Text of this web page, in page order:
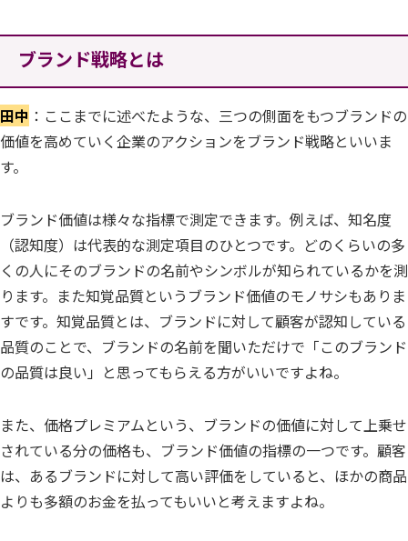
ブランド戦略とは
田中 ：ここまでに述べたような、三つの側面をもつブランドの
価値を高めていく企業のアクションをブランド戦略といいま
す。
ブランド価値は様々な指標で測定できます。例えば、知名度
（認知度）は代表的な測定項目のひとつです。どのくらいの多
くの人にそのブランドの名前やシンボルが知られているかを測
ります。また知覚品質というブランド価値のモノサシもありま
すです。知覚品質とは、ブランドに対して顧客が認知している
品質のことで、ブランドの名前を聞いただけで「このブランド
の品質は良い」と思ってもらえる方がいいですよね。
また、価格プレミアムという、ブランドの価値に対して上乗せ
されている分の価格も、ブランド価値の指標の一つです。顧客
は、あるブランドに対して高い評価をしていると、ほかの商品
よりも多額のお金を払ってもいいと考えますよね。